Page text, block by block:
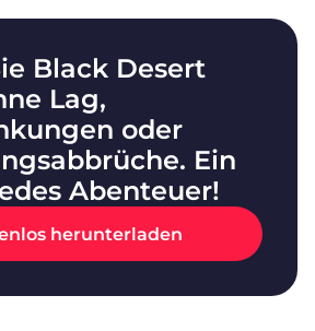
Black Desert
Lag,
oder
Ein
Abenteuer!
herunterladen